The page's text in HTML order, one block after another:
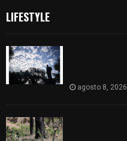
LIFESTYLE
agosto 8, 2026